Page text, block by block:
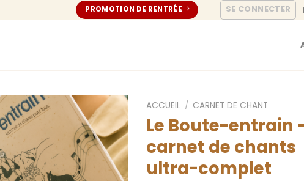
PROMOTION DE RENTRÉE SE CONNECTER
ACCUEIL / CARNET DE CHANT
Le Boute-entrain
carnet de chants
ultra-complet